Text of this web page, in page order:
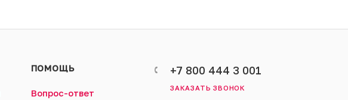
ПОМОЩЬ
Вопрос-ответ
+7 800 444 3 001
ЗАКАЗАТЬ ЗВОНОК